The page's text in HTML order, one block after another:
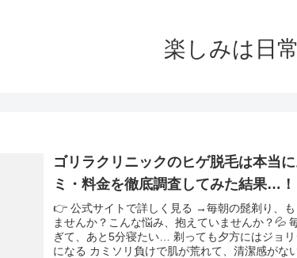
楽しみは日
ゴリラクリニックのヒゲ脱毛は本当
ミ・料金を徹底調査してみた結果…！
👉 公式サイトで詳しく見る →毎朝の髭剃り、
ませんか？こんな悩み、抱えていませんか？💦
ぎて、あと5分寝たい… 剃っても夕方にはジョ
になる カミソリ負けで肌が荒れて、清潔感がな